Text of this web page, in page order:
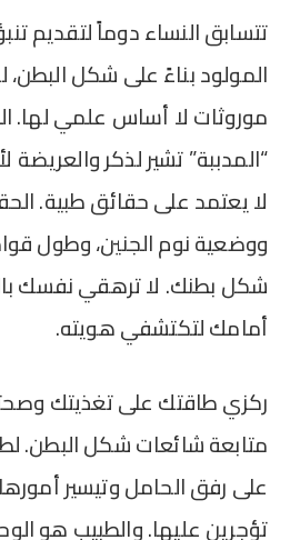
تتسابق النساء دوماً لتقديم
المولود بناءً على شكل
موروثات لا أساس علمي لها.
“المدببة” تشير لذكر
لا يعتمد على حقائق طبية.
ووضعية نوم الجنين، وطول
شكل بطنك. لا ترهقي نفسك
أمامك لتكتشفي هويته.
ركزي طاقتك على تغذيتك
متابعة شائعات شكل البطن.
على رفق الحامل وتيسير
تؤجرين عليها. والطبيب هو